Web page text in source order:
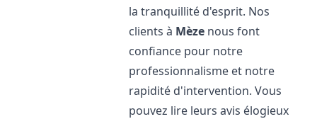
la tranquillité d'esprit. Nos
clients à Mèze nous font
confiance pour notre
professionnalisme et notre
rapidité d'intervention. Vous
pouvez lire leurs avis élogieux